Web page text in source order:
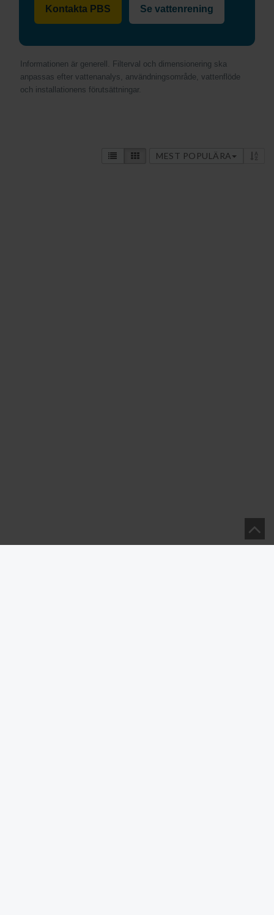
Kontakta PBS Se vattenrening
Informationen är generell. Filterval och dimensionering ska
anpassas efter vattenanalys, användningsområde, vattenflöde
och installationens förutsättningar.
MEST POPULÄRA